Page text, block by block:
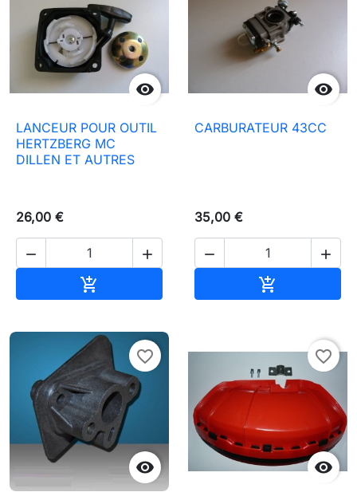

LANCEUR POUR OUTIL
HERTZBERG MC
DILLEN ET AUTRES
26,00 €
 


CARBURATEUR 43CC
35,00 €
 


favorite_border

favorite_border